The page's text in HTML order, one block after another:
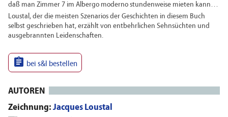
daß man Zimmer 7 im Albergo moderno stundenweise mieten kann…
Loustal, der die meisten Szenarios der Geschichten in diesem Buch
selbst geschrieben hat, erzählt von entbehrlichen Sehnsüchten und
ausgebrannten Leidenschaften.
 bei s&l bestellen
AUTOREN
Zeichnung: Jacques Loustal